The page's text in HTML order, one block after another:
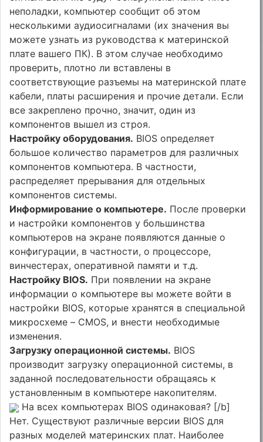
неполадки, компьютер сообщит об этом
несколькими аудиосигналами (их значения вы
можете узнать из руководства к материнской
плате вашего ПК). В этом случае необходимо
проверить, плотно ли вставлены в
соответствующие разъемы на материнской плате
кабели, платы расширения и прочие детали. Если
все закреплено прочно, значит, один из
компонентов вышел из строя.
Настройку оборудования. BIOS определяет
большое количество параметров для различных
компонентов компьютера. В частности,
распределяет прерывания для отдельных
компонентов системы.
Информирование о компьютере. После проверки
и настройки компонентов у большинства
компьютеров на экране появляются данные о
конфигурации, в частности, о процессоре,
винчестерах, оперативной памяти и т.д.
Настройку BIOS. При появлении на экране
информации о компьютере вы можете войти в
настройки BIOS, которые хранятся в специальной
микросхеме – CMOS, и внести необходимые
изменения.
Загрузку операционной системы. BIOS
производит загрузку операционной системы, в
заданной последовательности обращаясь к
установленным в компьютере накопителям.
На всех компьютерах BIOS одинаковая? [/b]
Нет. Существуют различные версии BIOS для
разных моделей материнских плат. Наиболее